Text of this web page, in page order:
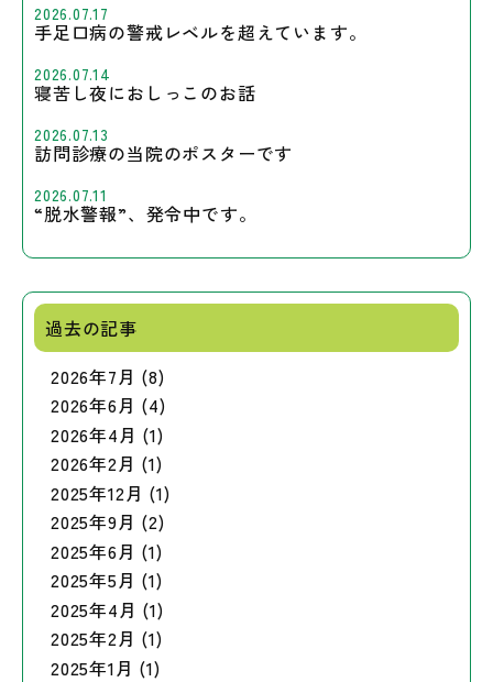
2026.07.17
手足口病の警戒レベルを超えています。
2026.07.14
寝苦し夜におしっこのお話
2026.07.13
訪問診療の当院のポスターです
2026.07.11
“脱水警報”、発令中です。
過去の記事
2026年7月 (8)
2026年6月 (4)
2026年4月 (1)
2026年2月 (1)
2025年12月 (1)
2025年9月 (2)
2025年6月 (1)
2025年5月 (1)
2025年4月 (1)
2025年2月 (1)
2025年1月 (1)